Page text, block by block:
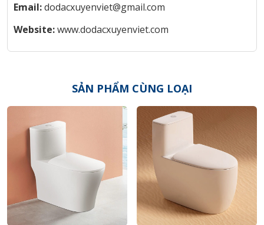
Email:dodacxuyenviet@gmail.com
Website:www.dodacxuyenviet.com
SẢN PHẨM CÙNG LOẠI